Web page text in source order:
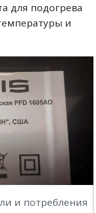
для подогрева
и
и потребления